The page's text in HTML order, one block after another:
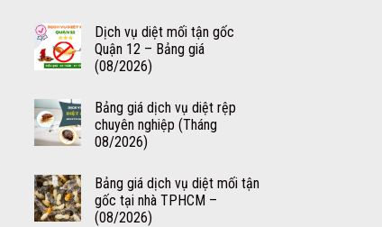
Dịch vụ diệt mối tận gốc
Quận 12 – Bảng giá
(08/2026)
Bảng giá dịch vụ diệt rệp
chuyên nghiệp (Tháng
08/2026)
Bảng giá dịch vụ diệt mối tận
gốc tại nhà TPHCM –
(08/2026)